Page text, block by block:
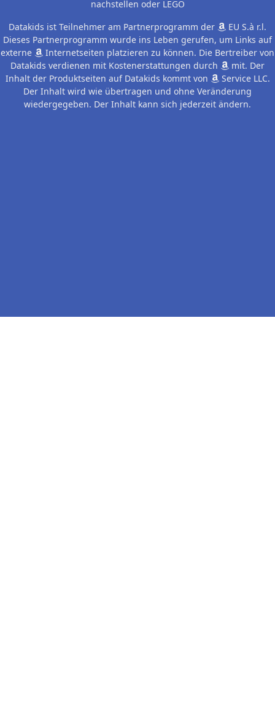
nachstellen oder LEGO
Datakids ist Teilnehmer am Partnerprogramm der
EU S.à r.l.
Dieses Partnerprogramm wurde ins Leben gerufen, um Links auf
externe
Internetseiten platzieren zu können. Die Bertreiber von
Datakids verdienen mit Kostenerstattungen durch
mit. Der
Inhalt der Produktseiten auf Datakids kommt von
Service LLC.
Der Inhalt wird wie übertragen und ohne Veränderung
wiedergegeben. Der Inhalt kann sich jederzeit ändern.